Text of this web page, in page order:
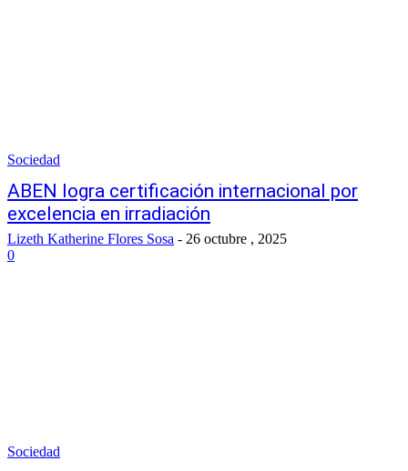
Sociedad
ABEN logra certificación internacional por
excelencia en irradiación
Lizeth Katherine Flores Sosa - 26 octubre , 2025
0
Sociedad